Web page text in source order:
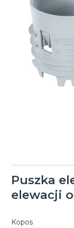
Puszka
elewacji
Kopos